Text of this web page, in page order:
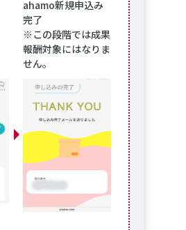
ahamo新規申込み
完了
※この段階では成果
報酬対象にはなりま
せん。